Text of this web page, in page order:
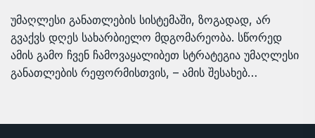
უმაღლესი განათლების სისტემაში, ზოგადად, არ
გვაქვს დღეს სახარბიელო მდგომარეობა. სწორედ
ამის გამო ჩვენ ჩამოვაყალიბეთ სტრატეგია უმაღლესი
განათლების რეფორმისთვის, – ამის შესახებ…